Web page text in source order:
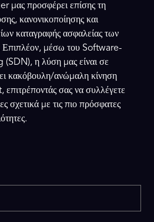
προσφέρει επίσης τη
κανονικοποίησης και
καταγραφής ασφαλείας των
μέσω του Software-
η λύση μας είναι σε
κακόβουλη/ανώμαλη κίνηση
σας να συλλέγετε
σχετικά με τις πιο πρόσφατες